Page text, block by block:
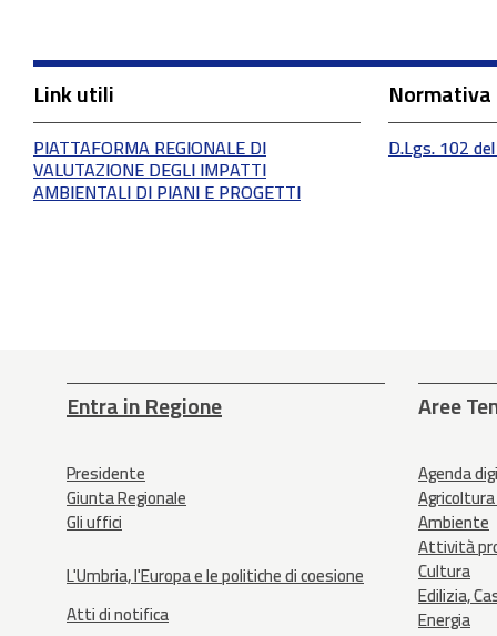
Link utili
PIATTAFORMA REGIONALE DI
VALUTAZIONE DEGLI IMPATTI
AMBIENTALI DI PIANI E PROGETTI
Normativa
D.Lgs. 102
Entra in Regione
Presidente
Giunta Regionale
Gli uffici
L'Umbria, l'Europa e le politiche di coesione
Atti di notifica
Aree
Agenda
Ambiente
Attività
Cultura
Edilizia,
Energia